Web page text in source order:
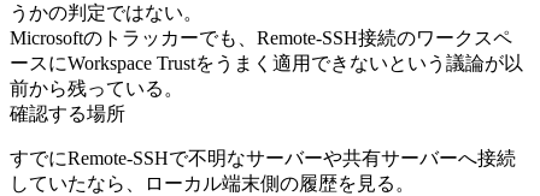
うかの判定ではない。
Microsoftのトラッカーでも、Remote-SSH接続のワークスペ
ースにWorkspace Trustをうまく適用できないという議論が以
前から残っている。
確認する場所
すでにRemote-SSHで不明なサーバーや共有サーバーへ接続
していたなら、ローカル端末側の履歴を見る。